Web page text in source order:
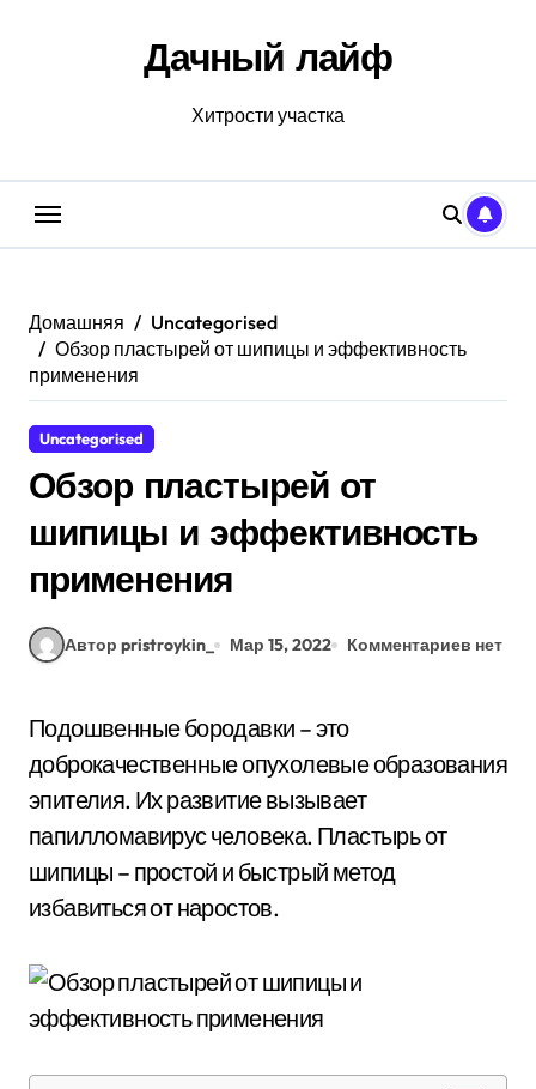
Дачный лайф
Хитрости участка
Домашняя
Uncategorised
Обзор пластырей от шипицы и эффективность
применения
Uncategorised
Обзор пластырей от
шипицы и эффективность
применения
Автор pristroykin_ Мар 15, 2022 Комментариев нет
Подошвенные бородавки – это
доброкачественные опухолевые образования
эпителия. Их развитие вызывает
папилломавирус человека. Пластырь от
шипицы – простой и быстрый метод
избавиться от наростов.